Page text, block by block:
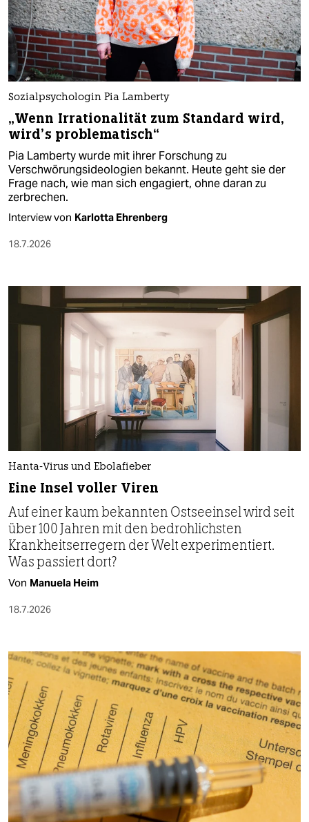
Sozialpsychologin Pia Lamberty
„Wenn Irrationalität zum Standard wird,
wird’s problematisch“
Pia Lamberty wurde mit ihrer Forschung zu
Verschwörungsideologien bekannt. Heute geht sie der
Frage nach, wie man sich engagiert, ohne daran zu
zerbrechen.
Interview von Karlotta Ehrenberg
18.7.2026
Hanta-Virus und Ebolafieber
Eine Insel voller Viren
Auf einer kaum bekannten Ostseeinsel wird seit
über 100 Jahren mit den bedrohlichsten
Krankheitserregern der Welt experimentiert.
Was passiert dort?
Von Manuela Heim
18.7.2026